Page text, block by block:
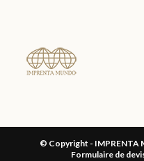
© Copyright - IMPRENTA
Formulaire de